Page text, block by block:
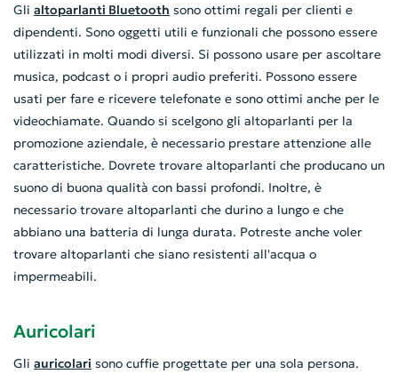
Gli altoparlanti Bluetooth sono ottimi regali per clienti e
dipendenti. Sono oggetti utili e funzionali che possono essere
utilizzati in molti modi diversi. Si possono usare per ascoltare
musica, podcast o i propri audio preferiti. Possono essere
usati per fare e ricevere telefonate e sono ottimi anche per le
videochiamate. Quando si scelgono gli altoparlanti per la
promozione aziendale, è necessario prestare attenzione alle
caratteristiche. Dovrete trovare altoparlanti che producano un
suono di buona qualità con bassi profondi. Inoltre, è
necessario trovare altoparlanti che durino a lungo e che
abbiano una batteria di lunga durata. Potreste anche voler
trovare altoparlanti che siano resistenti all'acqua o
impermeabili.
Auricolari
Gli auricolari sono cuffie progettate per una sola persona.